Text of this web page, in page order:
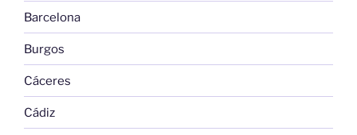
Barcelona
Burgos
Cáceres
Cádiz